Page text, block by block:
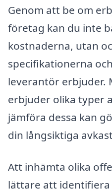
Genom att be om
företag kan du inte
kostnaderna, utan
specifikationerna
leverantör erbjuder.
erbjuder olika typer
jämföra dessa kan
din långsiktiga
Att inhämta olika
lättare att